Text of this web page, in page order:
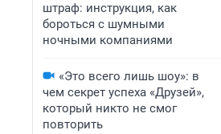
штраф: инструкция, как
бороться с шумными
ночными компаниями
«Это всего лишь шоу»: в
чем секрет успеха «Друзей»,
который никто не смог
повторить